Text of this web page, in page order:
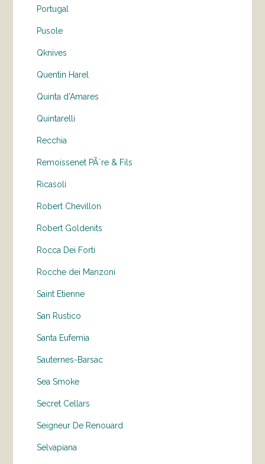
Portugal
Pusole
Qknives
Quentin Harel
Quinta d'Amares
Quintarelli
Recchia
Remoissenet PÃ¨re & Fils
Ricasoli
Robert Chevillon
Robert Goldenits
Rocca Dei Forti
Rocche dei Manzoni
Saint Etienne
San Rustico
Santa Eufemia
Sauternes-Barsac
Sea Smoke
Secret Cellars
Seigneur De Renouard
Selvapiana